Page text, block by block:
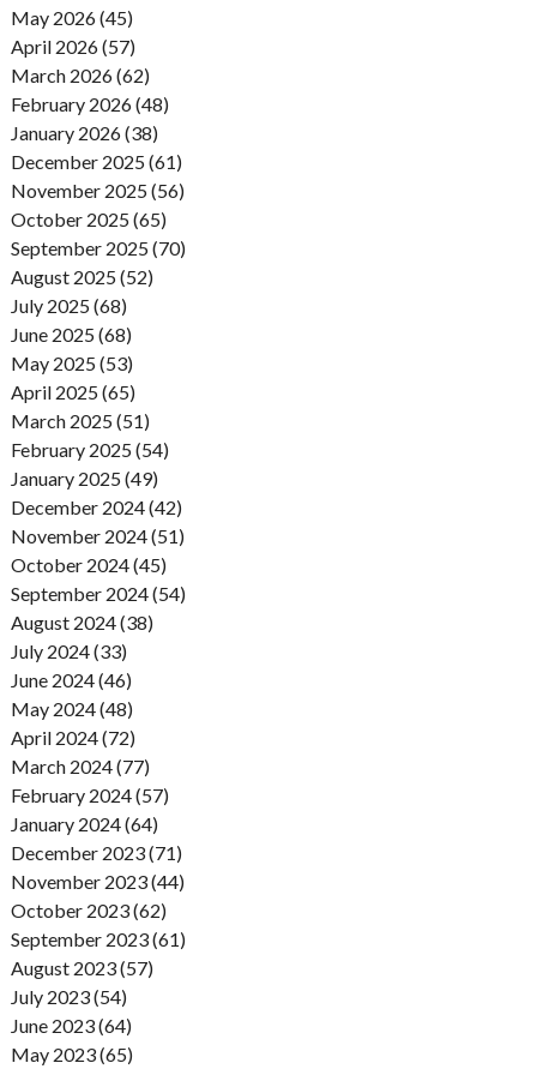
May 2026 (45)
April 2026 (57)
March 2026 (62)
February 2026 (48)
January 2026 (38)
December 2025 (61)
November 2025 (56)
October 2025 (65)
September 2025 (70)
August 2025 (52)
July 2025 (68)
June 2025 (68)
May 2025 (53)
April 2025 (65)
March 2025 (51)
February 2025 (54)
January 2025 (49)
December 2024 (42)
November 2024 (51)
October 2024 (45)
September 2024 (54)
August 2024 (38)
July 2024 (33)
June 2024 (46)
May 2024 (48)
April 2024 (72)
March 2024 (77)
February 2024 (57)
January 2024 (64)
December 2023 (71)
November 2023 (44)
October 2023 (62)
September 2023 (61)
August 2023 (57)
July 2023 (54)
June 2023 (64)
May 2023 (65)